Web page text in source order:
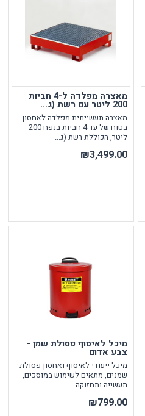
מאצרה מפלדה ל-4 חביות
200 ליטר עם רשת (ג...
מאצרה תעשייתית מפלדה לאחסון
בטוח של עד 4 חביות בנפח 200
ליטר, הכוללת רשת (ג...
₪3,499.00
מיכל לאיסוף פסולת שמן -
צבע אדום
מיכל ייעודי לאיסוף ואחסון פסולת
שמנים, מתאים לשימוש במוסכים,
תעשייה ותחזוקה...
₪799.00